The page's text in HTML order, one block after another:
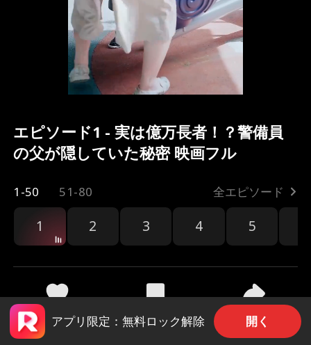
エピソード1 - 実は億万長者！？警備員
の父が隠していた秘密 映画フル
1-50 51-80 全エピソード
1 2 3 4 5
2.9k 38.6k 共有
アプリ限定：無料ロック解除 開く